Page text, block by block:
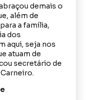
demais o
além de
a família,
dos
aqui, seja nos
atuam de
secretário de